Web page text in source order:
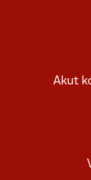
Akut